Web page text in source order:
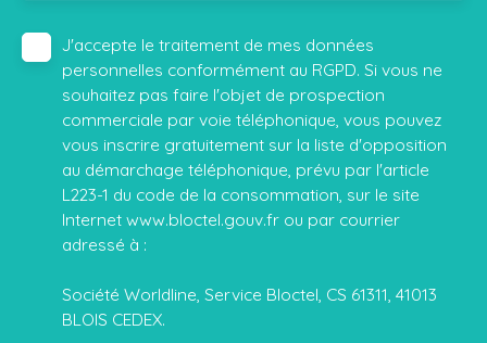
J'accepte le traitement de mes données
personnelles conformément au RGPD. Si vous ne
souhaitez pas faire l'objet de prospection
commerciale par voie téléphonique, vous pouvez
vous inscrire gratuitement sur la liste d'opposition
au démarchage téléphonique, prévu par l'article
L223-1 du code de la consommation, sur le site
Internet www.bloctel.gouv.fr ou par courrier
adressé à :
Société Worldline, Service Bloctel, CS 61311, 41013
BLOIS CEDEX.